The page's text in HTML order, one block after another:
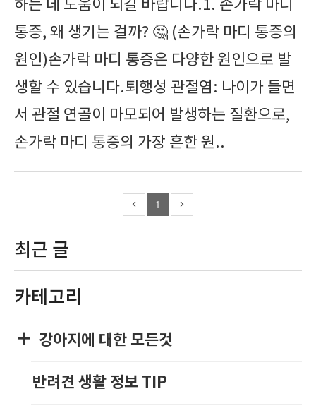
하는 데 도움이 되길 바랍니다.1. 손가락 마디
통증, 왜 생기는 걸까? 🤔 (손가락 마디 통증의
원인)손가락 마디 통증은 다양한 원인으로 발
생할 수 있습니다.퇴행성 관절염: 나이가 들면
서 관절 연골이 마모되어 발생하는 질환으로,
손가락 마디 통증의 가장 흔한 원..
1
최근 글
카테고리
강아지에 대한 모든것
반려견 생활 정보 TIP